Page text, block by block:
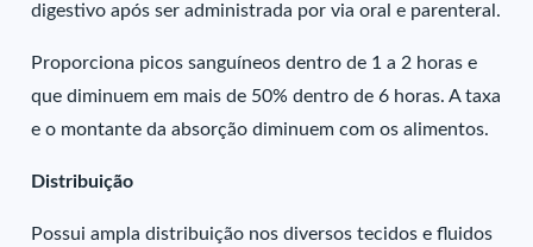
digestivo após ser administrada por via oral e parenteral.
Proporciona picos sanguíneos dentro de 1 a 2 horas e
que diminuem em mais de 50% dentro de 6 horas. A taxa
e o montante da absorção diminuem com os alimentos.
Distribuição
Possui ampla distribuição nos diversos tecidos e fluidos